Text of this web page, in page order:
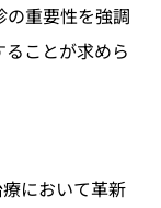
重要性を強調
ことが求めら
において革新